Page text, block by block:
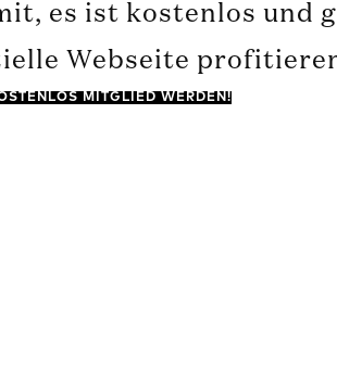
es ist kostenlos und
Webseite
MITGLIED WERDEN!